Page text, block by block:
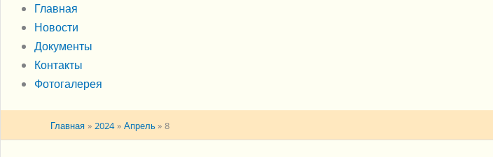
Главная
Новости
Документы
Контакты
Фотогалерея
Главная 2024 Апрель 8